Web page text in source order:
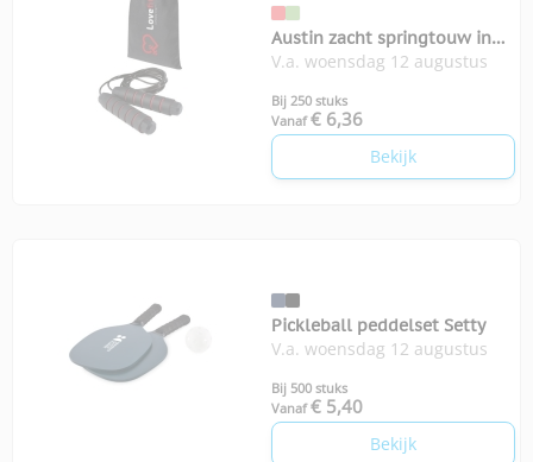
Austin zacht springtouw in
zakje
V.a. woensdag 12 augustus
Bij 250 stuks
Vanaf € 6,36
Bekijk
Pickleball peddelset Setty
V.a. woensdag 12 augustus
Bij 500 stuks
Vanaf € 5,40
Bekijk